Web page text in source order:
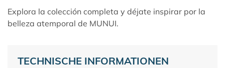
Explora la colección completa y déjate inspirar por la
belleza atemporal de MUNUI.
TECHNISCHE INFORMATIONEN